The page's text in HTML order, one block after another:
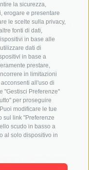
la sicurezza,
erogare e presentare
le scelte sulla privacy,
fonti di dati,
in base alle
dati di
in base a
prestare,
in limitazioni
all'uso di
"Gestisci Preferenze"
per proseguire
modificare le tue
sul link "Preferenze
scudo in basso a
al solo dispositivo in
agost dala 9:00 ala